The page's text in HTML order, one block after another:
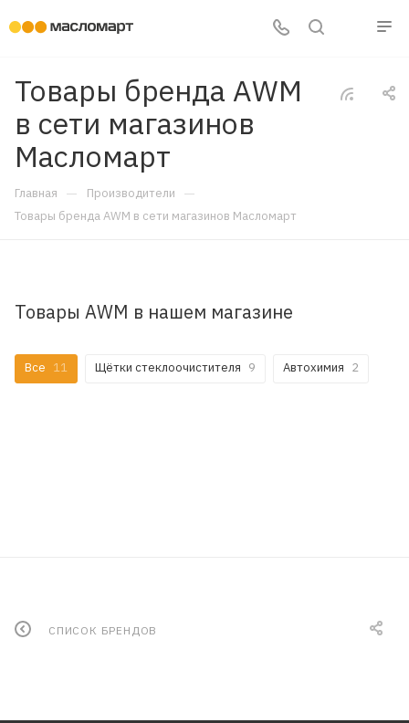
Товары бренда AWM
в сети магазинов
Масломарт
Главная — Производители —
Товары бренда AWM в сети магазинов Масломарт
Товары AWM в нашем магазине
Все 11 Щётки стеклоочистителя 9 Автохимия 2
СПИСОК БРЕНДОВ